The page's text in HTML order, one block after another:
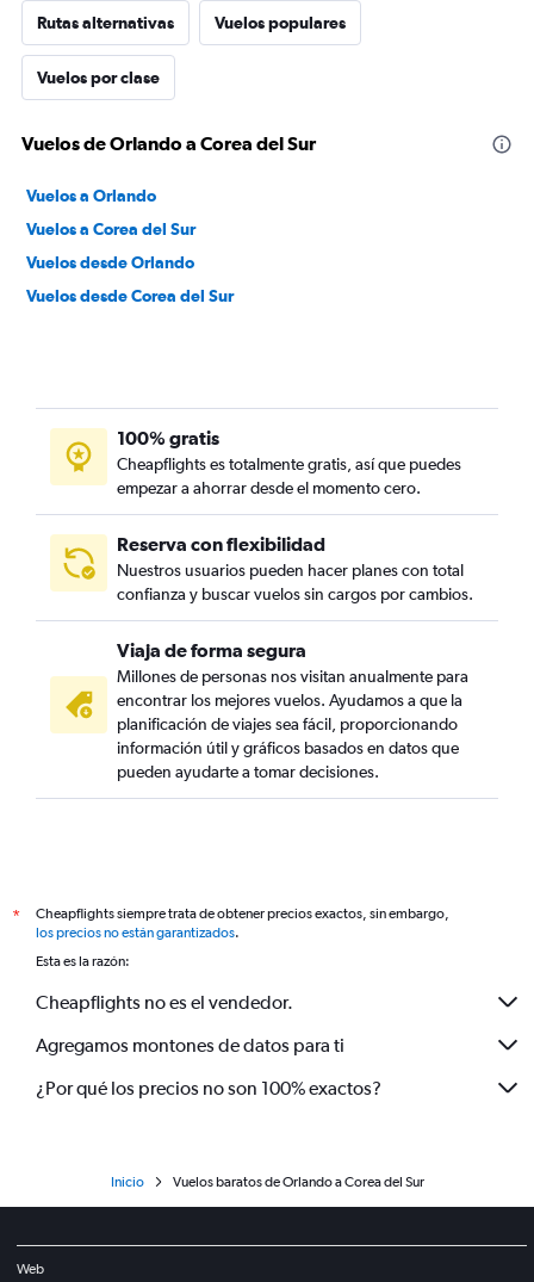
Rutas alternativas Vuelos populares
Vuelos por clase
Vuelos de Orlando a Corea del Sur
Vuelos a Orlando
Vuelos a Corea del Sur
Vuelos desde Orlando
Vuelos desde Corea del Sur
100% gratis
Cheapflights es totalmente gratis, así que puedes
empezar a ahorrar desde el momento cero.
Reserva con flexibilidad
Nuestros usuarios pueden hacer planes con total
confianza y buscar vuelos sin cargos por cambios.
Viaja de forma segura
Millones de personas nos visitan anualmente para
encontrar los mejores vuelos. Ayudamos a que la
planificación de viajes sea fácil, proporcionando
información útil y gráficos basados en datos que
pueden ayudarte a tomar decisiones.
*
Cheapflights siempre trata de obtener precios exactos, sin embargo,
los precios no están garantizados.
Esta es la razón:
Cheapflights no es el vendedor.
Agregamos montones de datos para ti
¿Por qué los precios no son 100% exactos?
Inicio Vuelos baratos de Orlando a Corea del Sur
Web